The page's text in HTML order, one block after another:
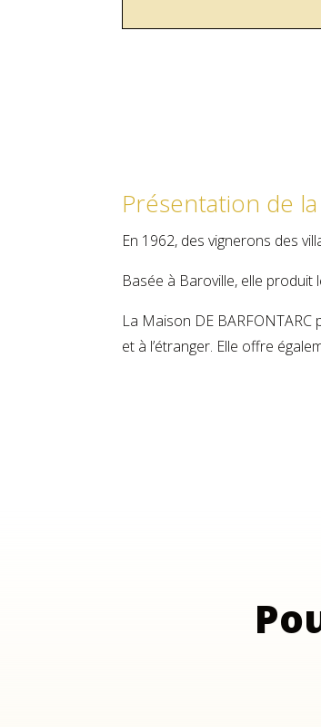
Présentation de
En 1962, des vignerons des
Basée à Baroville, elle produit
La Maison DE
et à l’étranger. Elle offre